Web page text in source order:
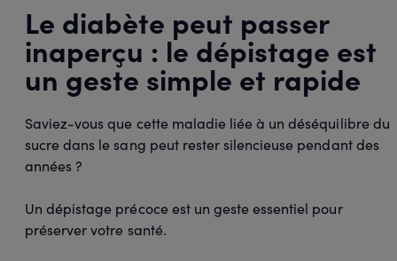
Le diabète peut passer
inaperçu : le dépistage est
un geste simple et rapide
Saviez-vous que cette maladie liée à un déséquilibre du
sucre dans le sang peut rester silencieuse pendant des
années ?
Un dépistage précoce est un geste essentiel pour
préserver votre santé.